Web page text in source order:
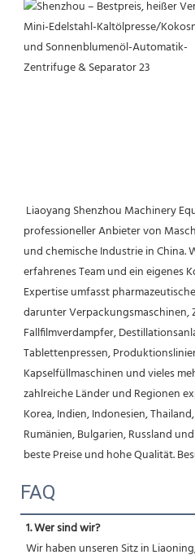
professioneller Anbieter von
und chemische Industrie in China.
erfahrenes Team und ein eigenes
Expertise umfasst
darunter Verpackungsmaschinen,
Fallfilmverdampfer,
Tablettenpressen,
Kapselfüllmaschinen und vieles
zahlreiche Länder und Regionen
Korea, Indien, Indonesien,
Rumänien, Bulgarien, Russland
beste Preise und hohe Qualität.
FAQ
1. Wer sind wir?